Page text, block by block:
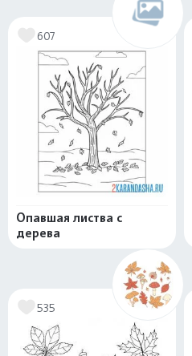
607
Опавшая листва с
дерева
535